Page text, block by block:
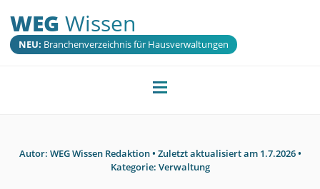
WEG Wissen
NEU: Branchenverzeichnis für Hausverwaltungen
Autor: WEG Wissen Redaktion• Zuletzt aktualisiert am 1.7.2026•
Kategorie: Verwaltung